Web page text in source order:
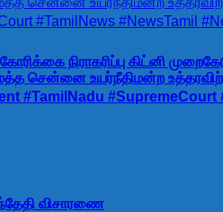
நிராகரிப்பு கிட்னி
சென்னை உயர்நீதிமன்ற
#TamilNadu
விசாரணை